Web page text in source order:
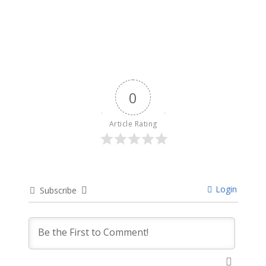
0
Article Rating
Subscribe Login